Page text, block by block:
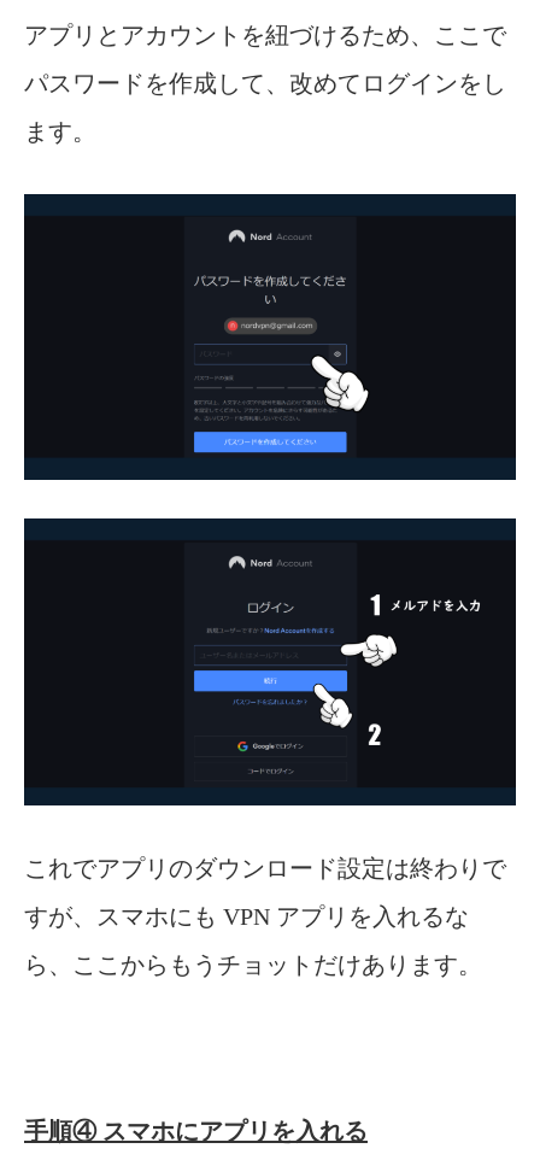
アプリとアカウントを紐づけるため、ここで
パスワードを作成して、改めてログインをし
ます。
これでアプリのダウンロード設定は終わりで
すが、スマホにも VPN アプリを入れるな
ら、ここからもうチョットだけあります。
手順④ スマホにアプリを入れる